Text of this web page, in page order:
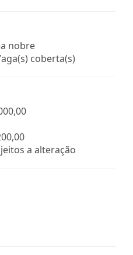
nobre
coberta(s)
a alteração